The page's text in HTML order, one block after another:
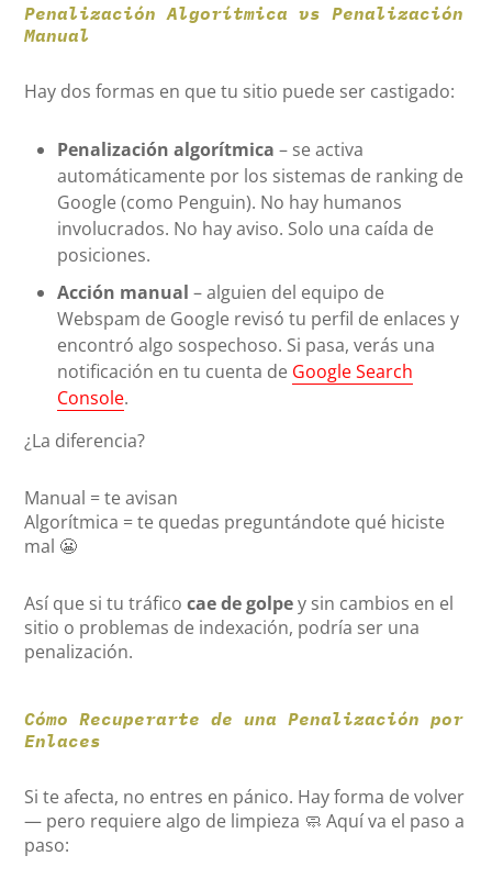
Penalización Algorítmica vs Penalización
Manual
Hay dos formas en que tu sitio puede ser castigado:
Penalización algorítmica – se activa
automáticamente por los sistemas de ranking de
Google (como Penguin). No hay humanos
involucrados. No hay aviso. Solo una caída de
posiciones.
Acción manual – alguien del equipo de
Webspam de Google revisó tu perfil de enlaces y
encontró algo sospechoso. Si pasa, verás una
notificación en tu cuenta de Google Search
Console.
¿La diferencia?
Manual = te avisan
Algorítmica = te quedas preguntándote qué hiciste
mal 😬
Así que si tu tráficocae de golpey sin cambios en el
sitio o problemas de indexación, podría ser una
penalización.
Cómo Recuperarte de una Penalización por
Enlaces
Si te afecta, no entres en pánico. Hay forma de volver
— pero requiere algo de limpieza 🧼 Aquí va el paso a
paso: